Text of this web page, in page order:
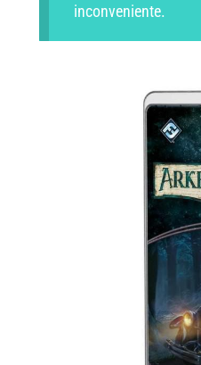
inconveniente.